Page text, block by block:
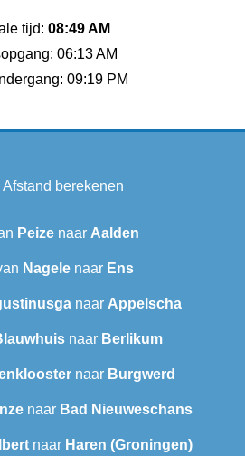
tijd: 08:49 AM
06:13 AM
09:19 PM
Afstand berekenen
Peizenaar Aalden
Nagelenaar Ens
naar Appelscha
naar Berlikum
naar Burgwerd
naar Bad Nieuweschans
naar Haren (Groningen)